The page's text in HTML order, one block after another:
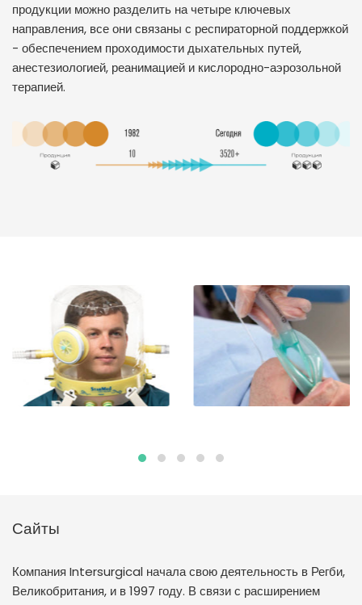
продукции можно разделить на четыре ключевых
направления, все они связаны с респираторной поддержкой
- обеспечением проходимости дыхательных путей,
анестезиологией, реанимацией и кислородно-аэрозольной
терапией.
Сайты
Компания Intersurgical начала свою деятельность в Регби,
Великобритания, и в 1997 году. В связи с расширением